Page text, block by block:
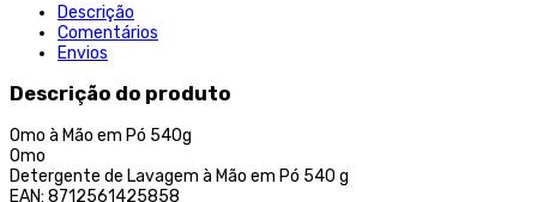
Descrição
Comentários
Envios
Descrição do produto
Omo à Mão em Pó 540g
Omo
Detergente de Lavagem à Mão em Pó 540 g
EAN: 8712561425858